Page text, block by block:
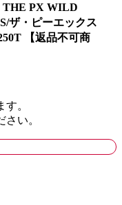
THE PX WILD
ザ・ピーエックス
【返品不可商
。
い。